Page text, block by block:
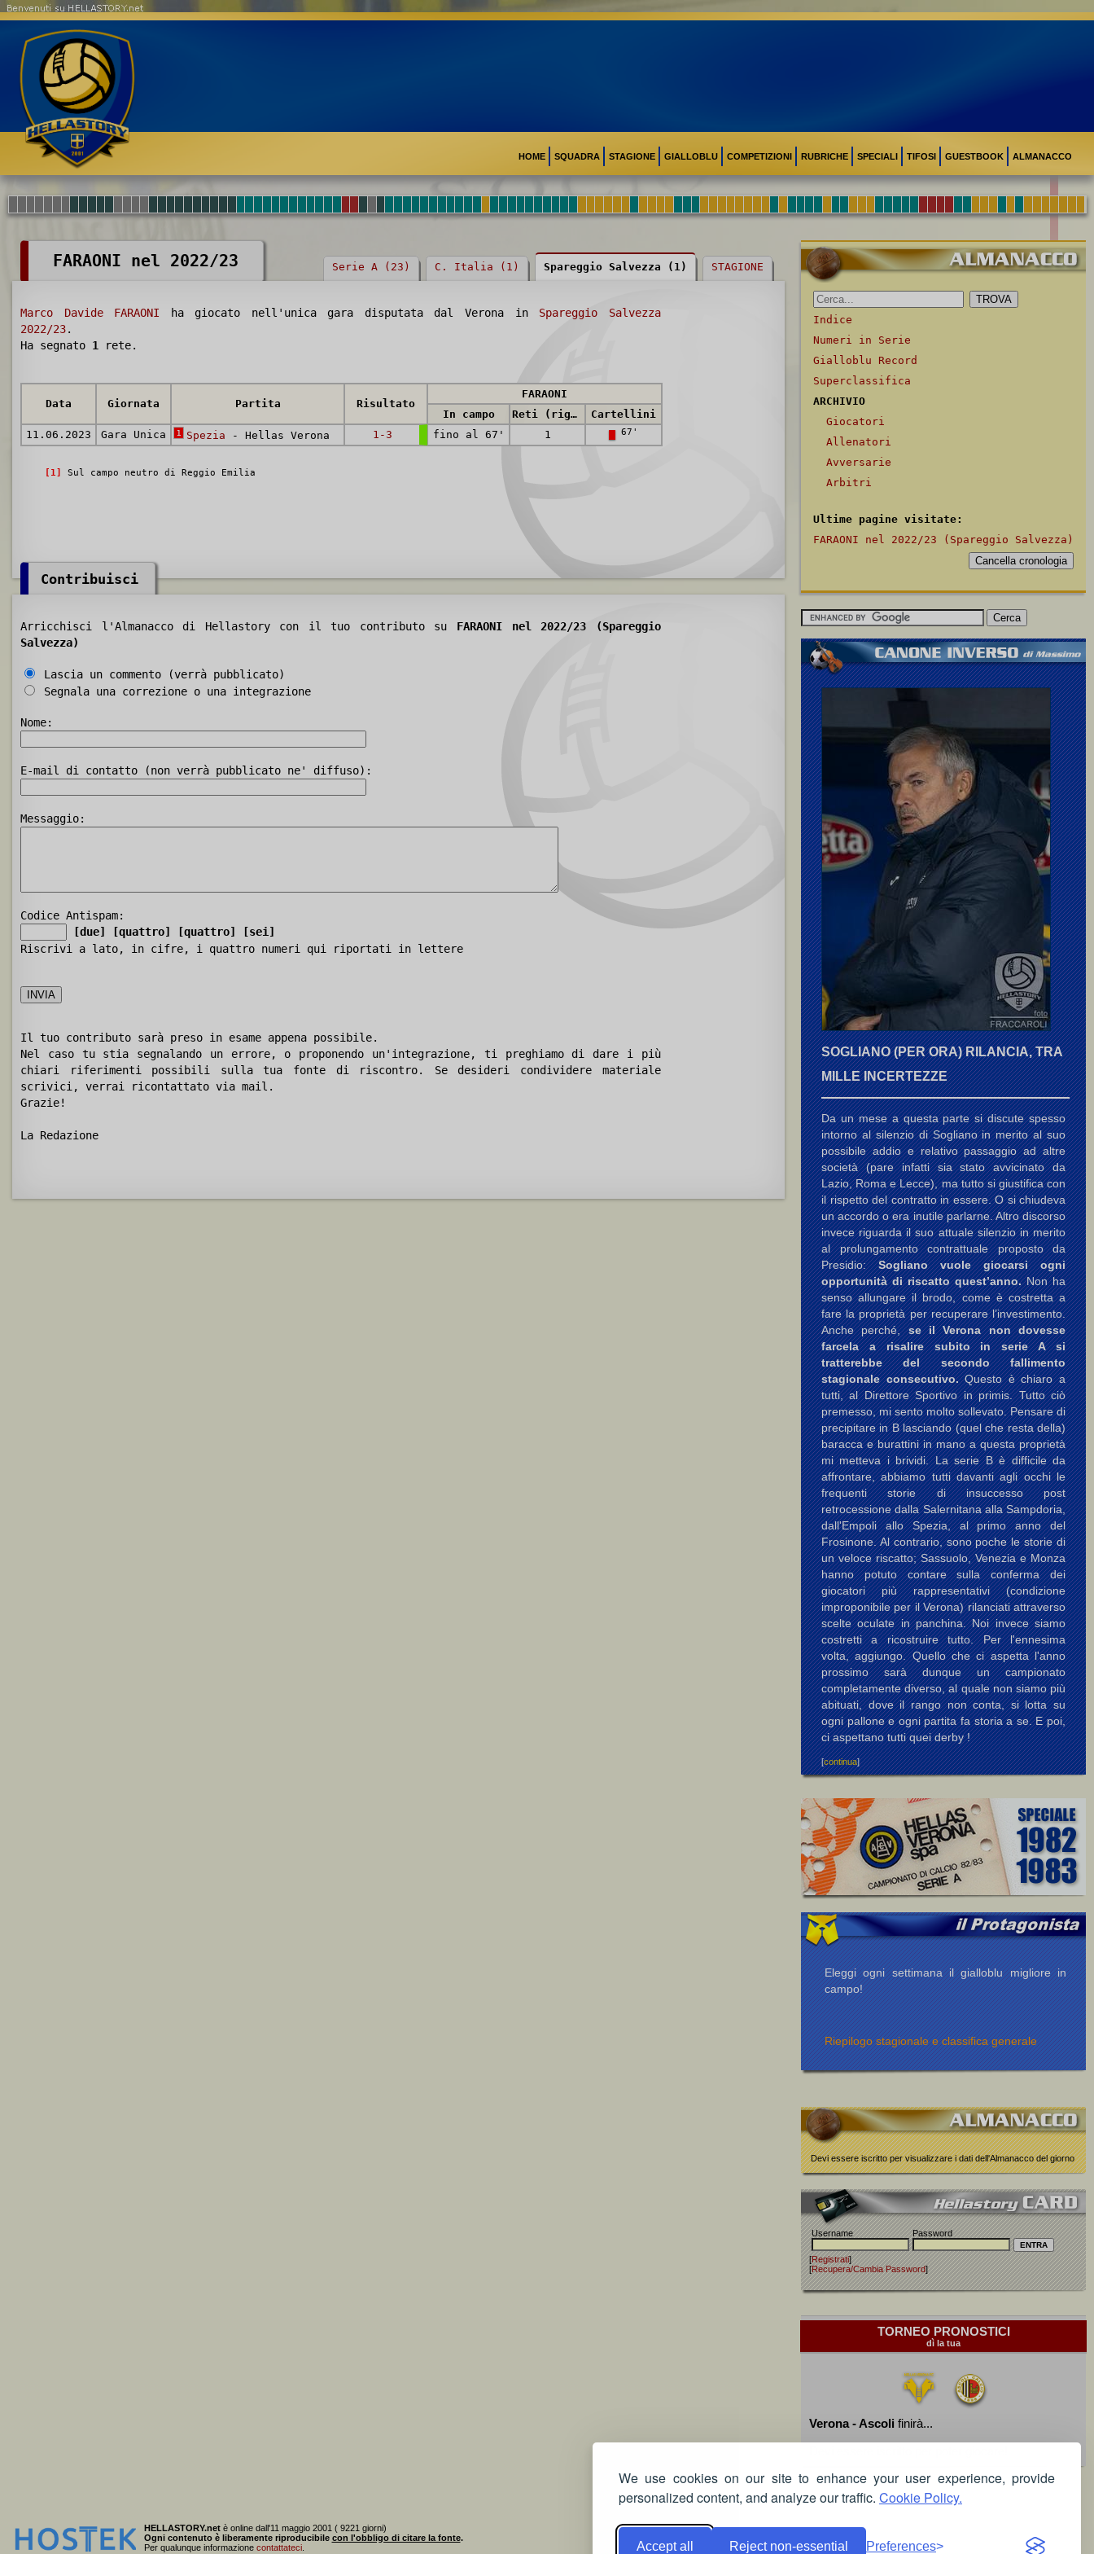
We use cookies on our site to enhance your user experience, provide
personalized content, and analyze our traffic. Cookie Policy.
Accept all Reject non-essential Preferences
HOME SQUADRA STAGIONE GIALLOBLU COMPETIZIONI RUBRICHE SPECIALI TIFOSI GUESTBOOK ALMANACCO
Benvenuti su HELLASTORY.net
FARAONI nel 2022/23 Serie A (23) C. Italia (1) Spareggio Salvezza (1) STAGIONE
Marco Davide FARAONI ha giocato nell'unica gara disputata dal Verona in Spareggio Salvezza
2022/23.
Ha segnato 1 rete.
Data Giornata Partita Risultato
FARAONI
In campo
Reti (rig.)
Cartellini
11.06.2023
Gara Unica 1 Spezia - Hellas Verona 1-3 fino al 67' 1 67'
[1] Sul campo neutro di Reggio Emilia
Contribuisci
Arricchisci l'Almanacco di Hellastory con il tuo contributo su FARAONI nel 2022/23 (Spareggio
Salvezza)
Lascia un commento (verrà pubblicato)
Segnala una correzione o una integrazione
Nome:
E-mail di contatto (non verrà pubblicato ne' diffuso):
Messaggio:
Codice Antispam:
[due]
[quattro] [quattro]
[sei]
Riscrivi a lato, in cifre, i quattro numeri qui riportati in lettere
Il tuo contributo sarà preso in esame appena possibile.
Nel caso tu stia segnalando un errore, o proponendo un'integrazione, ti preghiamo di dare i più
chiari riferimenti possibili sulla tua fonte di riscontro. Se desideri condividere materiale
scrivici, verrai ricontattato via mail.
Grazie!
La Redazione
Indice
Numeri in Serie
Gialloblu Record
Superclassifica
ARCHIVIO
Giocatori
Allenatori
Avversarie
Arbitri
Ultime pagine visitate:
FARAONI nel 2022/23 (Spareggio Salvezza)
SOGLIANO (PER ORA) RILANCIA, TRA
MILLE INCERTEZZE
Da un mese a questa parte si discute spesso
intorno al silenzio di Sogliano in merito al suo
possibile addio e relativo passaggio ad altre
società (pare infatti sia stato avvicinato da
Lazio, Roma e Lecce), ma tutto si giustifica con
il rispetto del contratto in essere. O si chiudeva
un accordo o era inutile parlarne. Altro discorso
invece riguarda il suo attuale silenzio in merito
al prolungamento contrattuale proposto da
Presidio:Sogliano vuole giocarsi ogni
opportunità di riscatto quest’anno.Non ha
senso allungare il brodo, come è costretta a
fare la proprietà per recuperare l’investimento.
Anche perché,se il Verona non dovesse
farcela a risalire subito in serie A si
tratterebbe del secondo fallimento
stagionale consecutivo.Questo è chiaro a
tutti, al Direttore Sportivo in primis. Tutto ciò
premesso, mi sento molto sollevato. Pensare di
precipitare in B lasciando (quel che resta della)
baracca e burattini in mano a questa proprietà
mi metteva i brividi. La serie B è difficile da
affrontare, abbiamo tutti davanti agli occhi le
frequenti storie di insuccesso post
retrocessione dalla Salernitana alla Sampdoria,
dall'Empoli allo Spezia, al primo anno del
Frosinone. Al contrario, sono poche le storie di
un veloce riscatto; Sassuolo, Venezia e Monza
hanno potuto contare sulla conferma dei
giocatori più rappresentativi (condizione
improponibile per il Verona) rilanciati attraverso
scelte oculate in panchina. Noi invece siamo
costretti a ricostruire tutto. Per l'ennesima
volta, aggiungo. Quello che ci aspetta l'anno
prossimo sarà dunque un campionato
completamente diverso, al quale non siamo più
abituati, dove il rango non conta, si lotta su
ogni pallone e ogni partita fa storia a se. E poi,
ci aspettano tutti quei derby !
[continua]
Eleggi ogni settimana il gialloblu migliore in
campo!
Riepilogo stagionale e classifica generale
Devi essere iscritto per visualizzare i dati dell'Almanacco del giorno
Username Password
[Registrati]
[Recupera/Cambia Password]
TORNEO PRONOSTICI
dì la tua
Verona - Ascoli finirà...
HELLASTORY.netè online dall'11 maggio 2001 ( 9221 giorni)
Ogni contenuto è liberamente riproducibile con l'obbligo di citare la fonte.
Per qualunque informazione contattateci.